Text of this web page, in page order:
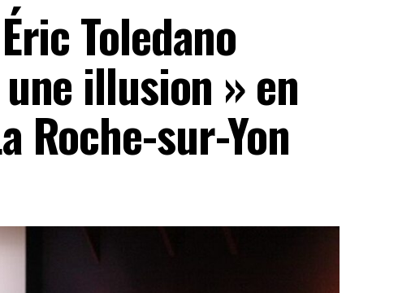
Toledano
illusion » en
Roche-sur-Yon